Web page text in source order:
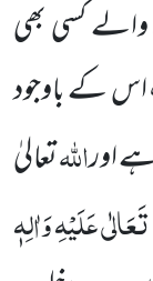
کسی بھی
کے باوجود
اوراللہتعالیٰ
عَلَیْہِ وَاٰلِہٖ